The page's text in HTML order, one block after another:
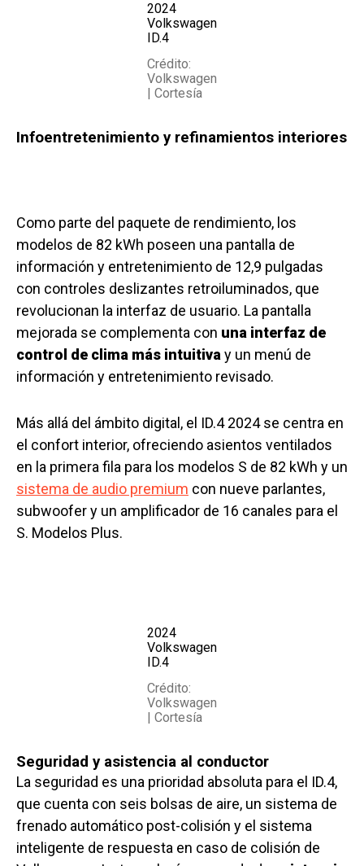
2024
Volkswagen
ID.4
Crédito:
Volkswagen
| Cortesía
Infoentretenimiento y refinamientos interiores
Como parte del paquete de rendimiento, los
modelos de 82 kWh poseen una pantalla de
información y entretenimiento de 12,9 pulgadas
con controles deslizantes retroiluminados, que
revolucionan la interfaz de usuario. La pantalla
mejorada se complementa con una interfaz de
control de clima más intuitiva y un menú de
información y entretenimiento revisado.
Más allá del ámbito digital, el ID.4 2024 se centra en
el confort interior, ofreciendo asientos ventilados
en la primera fila para los modelos S de 82 kWh y un
sistema de audio premium con nueve parlantes,
subwoofer y un amplificador de 16 canales para el
S. Modelos Plus.
2024
Volkswagen
ID.4
Crédito:
Volkswagen
| Cortesía
Seguridad y asistencia al conductor
La seguridad es una prioridad absoluta para el ID.4,
que cuenta con seis bolsas de aire, un sistema de
frenado automático post-colisión y el sistema
inteligente de respuesta en caso de colisión de